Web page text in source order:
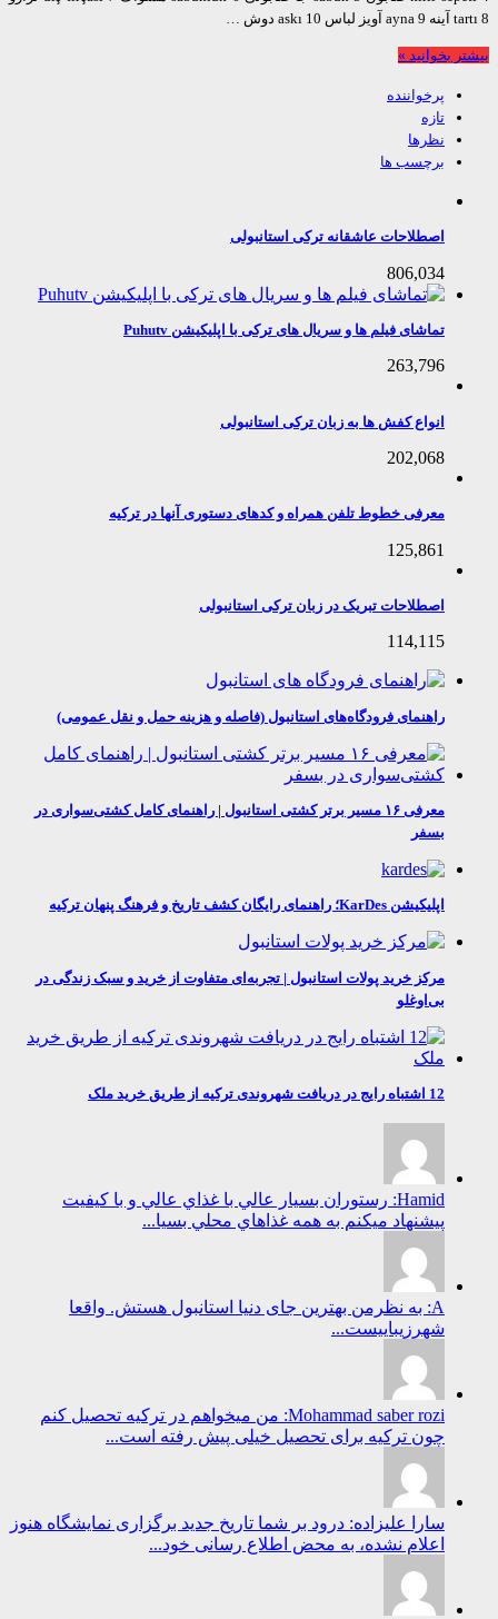
بخوانید »
پرخواننده
تازه
نظرها
برچسب ها
اصطلاحات عاشقانه ترکی استانبولی
806,034
تماشای فیلم ها و سریال های ترکی با اپلیکیشن Puhutv
263,796
انواع کفش ها به زبان ترکی استانبولی
202,068
معرفی خطوط تلفن همراه و کدهای دستوری آنها در ترکیه
125,861
اصطلاحات تبریک در زبان ترکی استانبولی
114,115
راهنمای فرودگاه‌های استانبول (فاصله و هزینه حمل و نقل عمومی)
معرفی ۱۶ مسیر برتر کشتی استانبول | راهنمای کامل کشتی‌سواری در
اپلیکیشن KarDes؛ راهنمای رایگان کشف تاریخ و فرهنگ پنهان ترکیه
مرکز خرید پولات استانبول | تجربه‌ای متفاوت از خرید و سبک زندگی در
بی‌اوغلو
Hamid: رستوران بسيار عالي با غذاي عالي و با كيفيت
پيشنهاد ميكنم به همه غذاهاي محلي بسيا...
A: به نظرمن بهترین جای دنیا استانبول هستش. واقعا
شهرزیباییست...
Mohammad saber rozi: من میخواهم در ترکیه تحصیل کنم
چون ترکیه برای تحصیل خیلی پیش رفته است...
سارا علیزاده: درود بر شما تاریخ جدید برگزاری نمایشگاه هنوز
اعلام نشده، به محض اطلاع رسانی خود...